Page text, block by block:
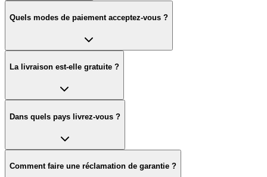
Quels modes de paiement acceptez-vous ?
La livraison est-elle gratuite ?
Dans quels pays livrez-vous ?
Comment faire une réclamation de garantie ?